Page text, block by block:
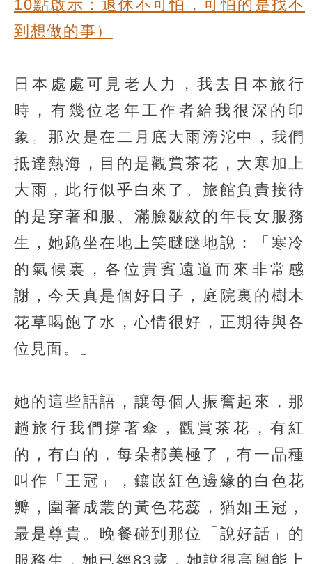
10點啟示：退休不可怕，可怕的是找不
到想做的事）
日本處處可見老人力，我去日本旅行
時，有幾位老年工作者給我很深的印
象。那次是在二月底大雨滂沱中，我們
抵達熱海，目的是觀賞茶花，大寒加上
大雨，此行似乎白來了。旅館負責接待
的是穿著和服、滿臉皺紋的年長女服務
生，她跪坐在地上笑瞇瞇地說：「寒冷
的氣候裏，各位貴賓遠道而來非常感
謝，今天真是個好日子，庭院裏的樹木
花草喝飽了水，心情很好，正期待與各
位見面。」
她的這些話語，讓每個人振奮起來，那
趟旅行我們撐著傘，觀賞茶花，有紅
的，有白的，每朵都美極了，有一品種
叫作「王冠」，鑲嵌紅色邊緣的白色花
瓣，圍著成叢的黃色花蕊，猶如王冠，
最是尊貴。晚餐碰到那位「說好話」的
服務生，她已經83歲，她說很高興能上